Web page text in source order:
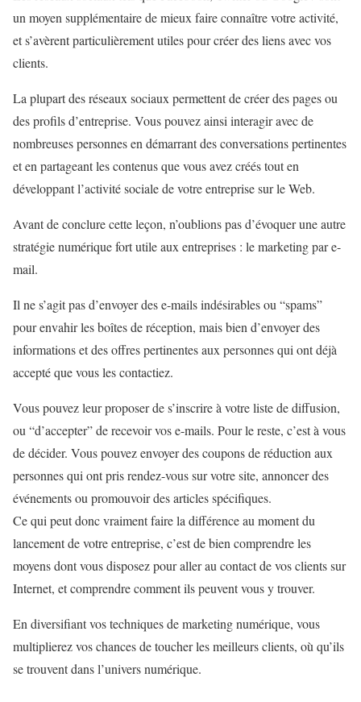
un moyen supplémentaire de mieux faire connaître votre activité,
et s’avèrent particulièrement utiles pour créer des liens avec vos
clients.
La plupart des réseaux sociaux permettent de créer des pages ou
des profils d’entreprise. Vous pouvez ainsi interagir avec de
nombreuses personnes en démarrant des conversations pertinentes
et en partageant les contenus que vous avez créés tout en
développant l’activité sociale de votre entreprise sur le Web.
Avant de conclure cette leçon, n’oublions pas d’évoquer une autre
stratégie numérique fort utile aux entreprises : le marketing par e-
mail.
Il ne s’agit pas d’envoyer des e-mails indésirables ou “spams”
pour envahir les boîtes de réception, mais bien d’envoyer des
informations et des offres pertinentes aux personnes qui ont déjà
accepté que vous les contactiez.
Vous pouvez leur proposer de s’inscrire à votre liste de diffusion,
ou “d’accepter” de recevoir vos e-mails. Pour le reste, c’est à vous
de décider. Vous pouvez envoyer des coupons de réduction aux
personnes qui ont pris rendez-vous sur votre site, annoncer des
événements ou promouvoir des articles spécifiques.
Ce qui peut donc vraiment faire la différence au moment du
lancement de votre entreprise, c’est de bien comprendre les
moyens dont vous disposez pour aller au contact de vos clients sur
Internet, et comprendre comment ils peuvent vous y trouver.
En diversifiant vos techniques de marketing numérique, vous
multiplierez vos chances de toucher les meilleurs clients, où qu’ils
se trouvent dans l’univers numérique.